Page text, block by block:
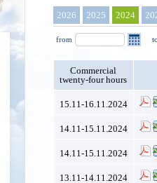
2026 2025 2024
from
Commercial
twenty-four hours
15.11-16.11.2024
14.11-15.11.2024
14.11-15.11.2024
13.11-14.11.2024